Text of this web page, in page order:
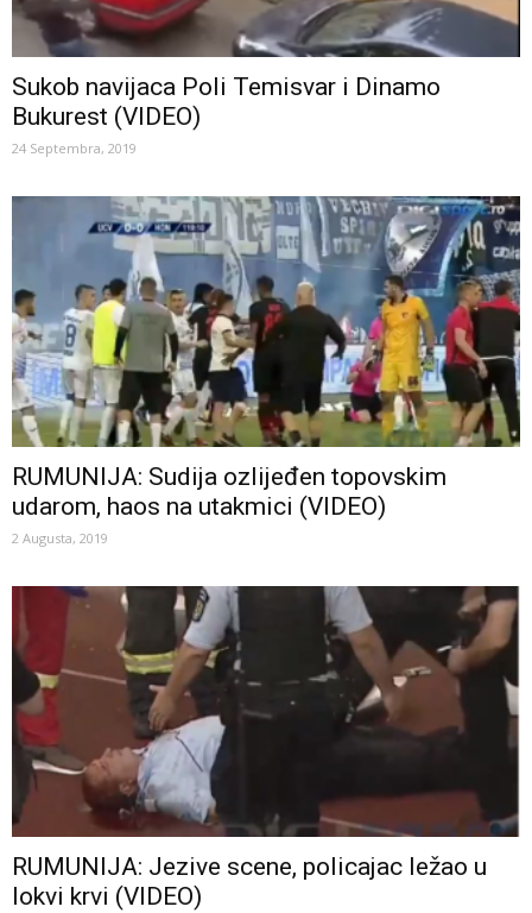
Sukob navijaca Poli Temisvar i Dinamo
Bukurest (VIDEO)
24 Septembra, 2019
RUMUNIJA: Sudija ozlijeđen topovskim
udarom, haos na utakmici (VIDEO)
2 Augusta, 2019
RUMUNIJA: Jezive scene, policajac ležao u
lokvi krvi (VIDEO)